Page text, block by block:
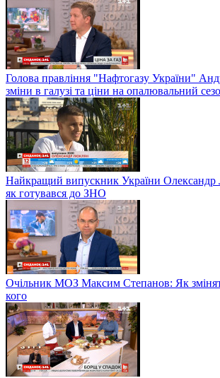
Голова правління "Нафтогазу України"
зміни в галузі та ціни на опалювальний
Найкращий випускник України Олександр
як готувався до ЗНО
Очільник МОЗ Максим Степанов: Як
кого